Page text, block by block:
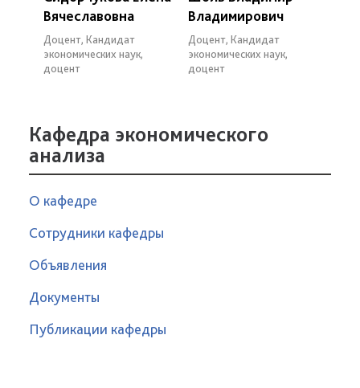
Вячеславовна
Доцент, Кандидат
экономических наук,
доцент
Владимирович
Доцент, Кандидат
экономических наук,
доцент
Кафедра экономического
анализа
О кафедре
Сотрудники кафедры
Объявления
Документы
Публикации кафедры